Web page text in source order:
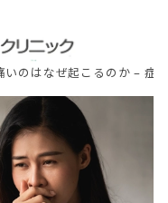
いのはなぜ起こるのか – 症